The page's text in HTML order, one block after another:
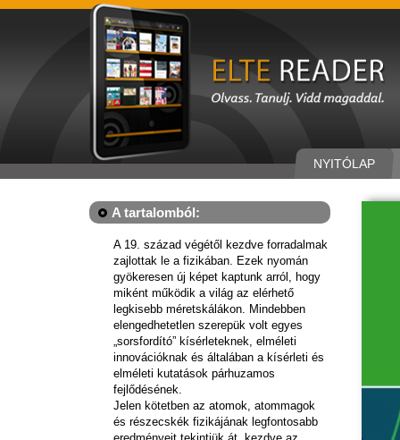
NYITÓLAP
A tartalomból:
A 19. század végétől kezdve forradalmak
zajlottak le a fizikában. Ezek nyomán
gyökeresen új képet kaptunk arról, hogy
miként működik a világ az elérhető
legkisebb méretskálákon. Mindebben
elengedhetetlen szerepük volt egyes
„sorsfordító” kísérleteknek, elméleti
innovációknak és általában a kísérleti és
elméleti kutatások párhuzamos
fejlődésének.
Jelen kötetben az atomok, atommagok
és részecskék fizikájának legfontosabb